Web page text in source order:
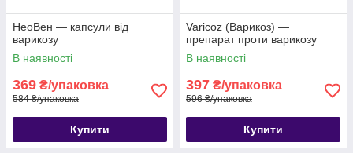
НеоВен — капсули від
варикозу
В наявності
369 ₴/упаковка
584 ₴/упаковка
Купити
Varicoz (Варикоз) —
препарат проти варикозу
В наявності
397 ₴/упаковка
596 ₴/упаковка
Купити